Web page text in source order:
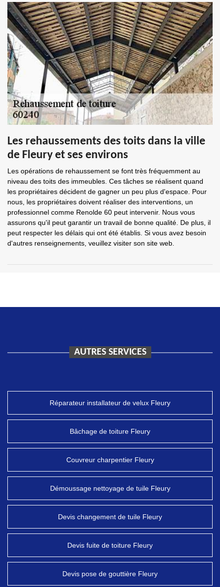
Les rehaussements des toits dans la ville
de Fleury et ses environs
Les opérations de rehaussement se font très fréquemment au
niveau des toits des immeubles. Ces tâches se réalisent quand
les propriétaires décident de gagner un peu plus d'espace. Pour
nous, les propriétaires doivent réaliser des interventions, un
professionnel comme Renolde 60 peut intervenir. Nous vous
assurons qu'il peut garantir un travail de bonne qualité. De plus, il
peut respecter les délais qui ont été établis. Si vous avez besoin
d'autres renseignements, veuillez visiter son site web.
AUTRES SERVICES
Réparateur installateur de velux Fleury
Bâchage de toiture Fleury
Couvreur charpentier Fleury
Démoussage nettoyage de tuile Fleury
Devis changement de tuile Fleury
Devis fuite de toiture Fleury
Devis pose de gouttière Fleury